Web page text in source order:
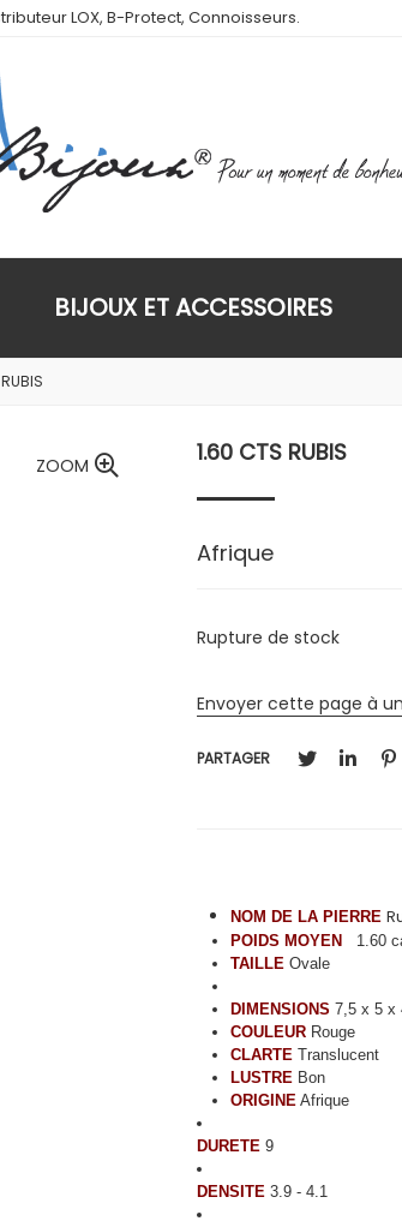
LOX, B-Protect, Connoisseurs.
BIJOUX ET ACCESSOIRES
ZOOM 1.60 CTS RUBIS
Afrique
Rupture de stock
Envoyer cette page à
PARTAGER
NOM DE LA PIERRE
POIDS MOYEN
1.60
TAILLE Ovale
DIMENSIONS 7,5 x 5 x
COULEUR Rouge
CLARTE Translucent
LUSTRE Bon
ORIGINE Afrique
DURETE 9
DENSITE 3.9 - 4.1